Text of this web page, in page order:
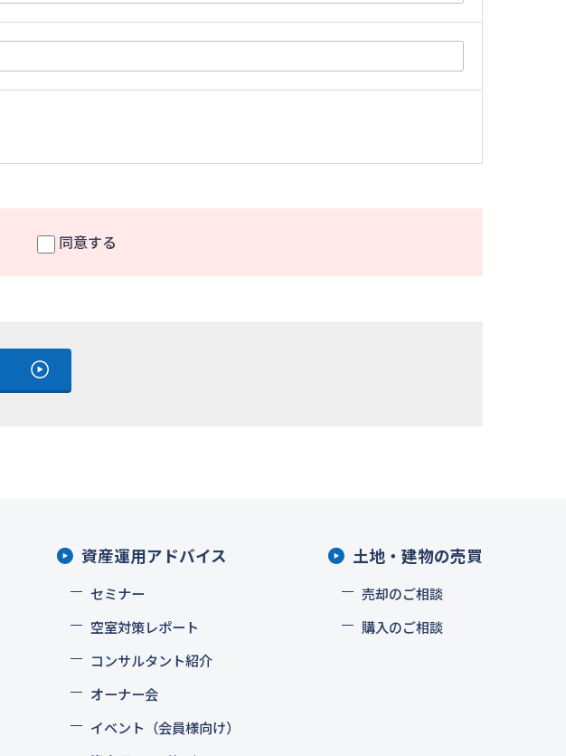
同意する
資産運用アドバイス
セミナー
空室対策レポート
コンサルタント紹介
オーナー会
イベント（会員様向け）
土地・建物の売買
売却のご相談
購入のご相談